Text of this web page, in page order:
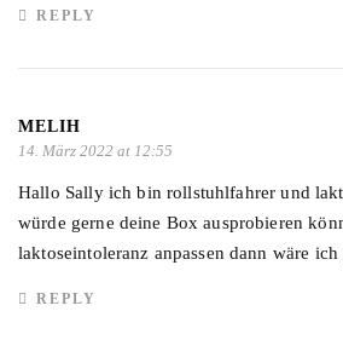
REPLY
MELIH
14. März 2022 at 12:55
Hallo Sally ich bin rollstuhlfahrer und
würde gerne deine Box ausprobieren
laktoseintoleranz anpassen dann wäre ich
REPLY